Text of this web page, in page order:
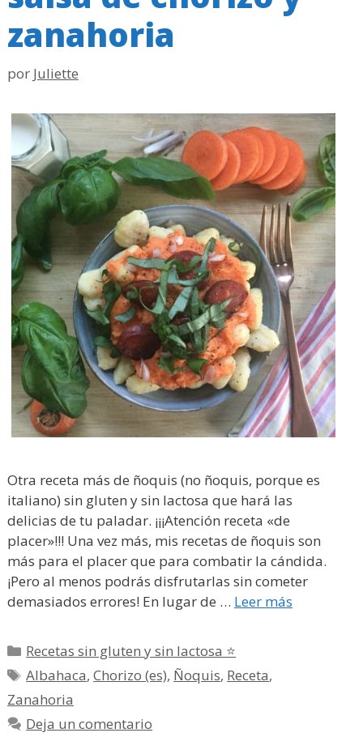
zanahoria
por Juliette
Otra receta más de ñoquis (no ñoquis, porque es
italiano) sin gluten y sin lactosa que hará las
delicias de tu paladar. ¡¡¡Atención receta «de
placer»!!! Una vez más, mis recetas de ñoquis son
más para el placer que para combatir la cándida.
¡Pero al menos podrás disfrutarlas sin cometer
demasiados errores! En lugar de … Leer más
Categorías
Recetas sin gluten y sin lactosa ⭐
Etiquetas
Albahaca,Chorizo (es), Ñoquis, Receta,
Zanahoria
Deja un comentario